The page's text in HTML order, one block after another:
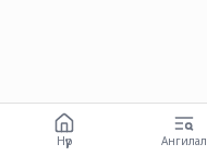
Нүүр Ангилал